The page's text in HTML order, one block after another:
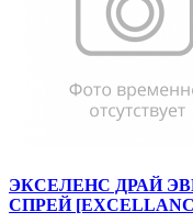
ЭКСЕЛЕНС ДРАЙ
СПРЕЙ